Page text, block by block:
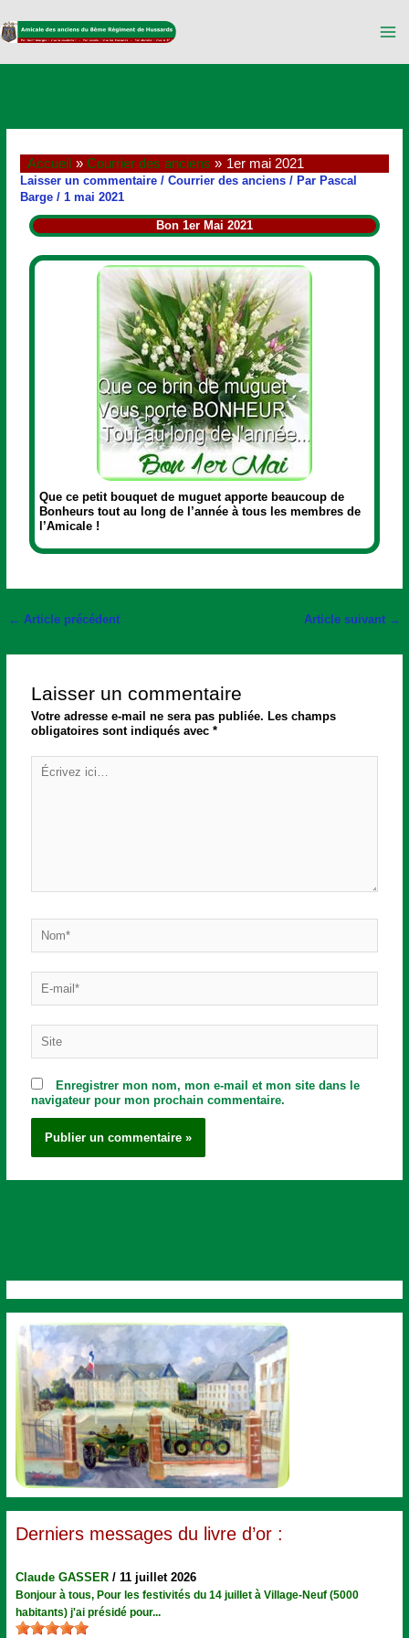
au
contenu
Derniers messages du livre d’or :
Claude GASSER /11 juillet 2026
Bonjour à tous, Pour les festivités du 14 juillet à Village-Neuf (5000
habitants) j'ai présidé pour...
Accueil Courrier des anciens 1er mai 2021
Laisser un commentaire /Courrier des anciens / Par Pascal
Barge/1 mai 2021
Bon 1er Mai 2021
Que ce petit bouquet de muguet apporte beaucoup de
Bonheurs tout au long de l’année à tous les membres de
l’Amicale !
← Article précédent Article suivant →
Laisser un commentaire
Votre adresse e-mail ne sera pas publiée. Les champs
obligatoires sont indiqués avec*
Écrivez
ici…
mail*
Enregistrer mon nom, mon e-mail et mon site dans le
navigateur pour mon prochain commentaire.